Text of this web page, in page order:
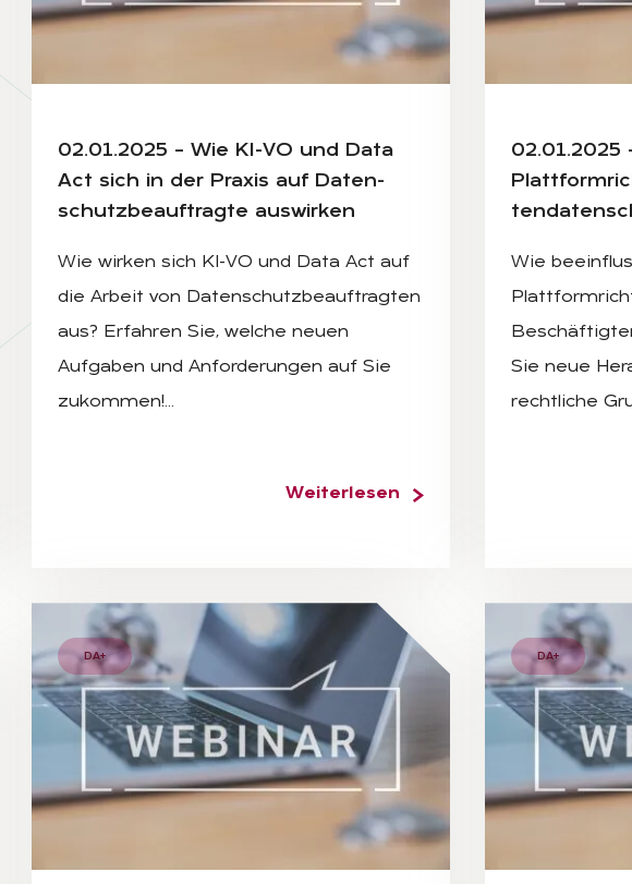
WITH WEBINAR E-BUSINESS BROWSING CONNECTION AND CLOUD
02.01.2025 – Wie KI-VO und Data
Act sich in der Pra­xis auf Da­ten­
schutz­be­auf­trag­te aus­wir­ken
Wie wirken sich KI-VO und Data Act auf
die Arbeit von Datenschutzbeauftragten
aus? Erfahren Sie, welche neuen
Aufgaben und Anforderungen auf Sie
zukommen!…
Weiterlesen
02.01.2025
Wie
Sie neue
rechtliche
DA+ DA+